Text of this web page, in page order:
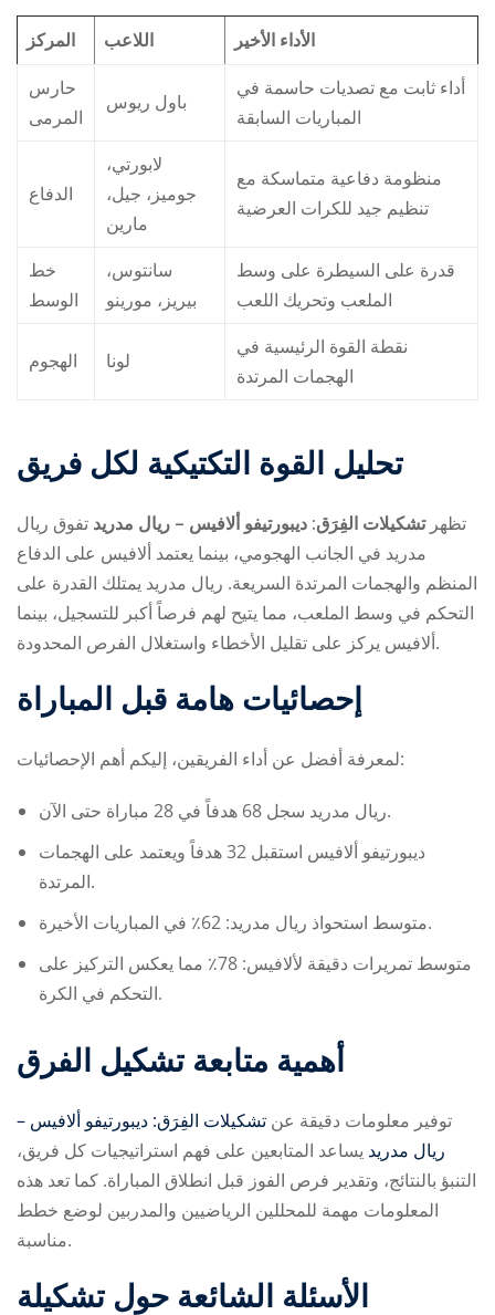
المركز اللاعب
الأداء الأخير
حارس
المرمى
باول ريوس
أداء ثابت مع تصديات حاسمة في
المباريات السابقة
الدفاع
لابورتي،
جوميز، جيل،
مارين
منظومة دفاعية متماسكة مع
تنظيم جيد للكرات العرضية
خط
الوسط
سانتوس،
بيريز، مورينو
قدرة على السيطرة على وسط
الملعب وتحريك اللعب
الهجوم لونا
نقطة القوة الرئيسية في
الهجمات المرتدة
تحليل القوة التكتيكية لكل فريق
تظهرتشكيلات الفِرَق: ديبورتيفو ألافيس – ريال مدريد تفوق ريال
مدريد في الجانب الهجومي، بينما يعتمد ألافيس على الدفاع
المنظم والهجمات المرتدة السريعة. ريال مدريد يمتلك القدرة على
التحكم في وسط الملعب، مما يتيح لهم فرصاً أكبر للتسجيل، بينما
ألافيس يركز على تقليل الأخطاء واستغلال الفرص المحدودة.
إحصائيات هامة قبل المباراة
لمعرفة أفضل عن أداء الفريقين، إليكم أهم الإحصائيات:
ريال مدريد سجل 68 هدفاً في 28 مباراة حتى الآن.
ديبورتيفو ألافيس استقبل 32 هدفاً ويعتمد على الهجمات
المرتدة.
متوسط استحواذ ريال مدريد: 62٪ في المباريات الأخيرة.
متوسط تمريرات دقيقة لألافيس: 78٪ مما يعكس التركيز على
التحكم في الكرة.
أهمية متابعة تشكيل الفرق
توفير معلومات دقيقة عن تشكيلات الفِرَق: ديبورتيفو ألافيس –
ريال مدريد يساعد المتابعين على فهم استراتيجيات كل فريق،
التنبؤ بالنتائج، وتقدير فرص الفوز قبل انطلاق المباراة. كما تعد هذه
المعلومات مهمة للمحللين الرياضيين والمدربين لوضع خطط
مناسبة.
الأسئلة الشائعة حول تشكيلة